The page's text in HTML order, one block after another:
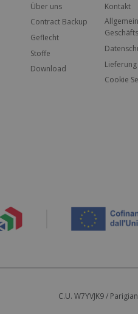
Über uns
Contract Backup
Geflecht
Stoffe
Download
Kontakt
Lieferung
Cookie
C.U. W7YVJK9 /